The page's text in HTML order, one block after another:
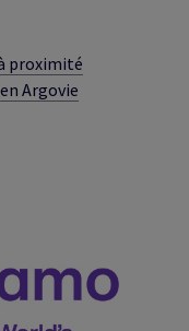
proximité
Argovie